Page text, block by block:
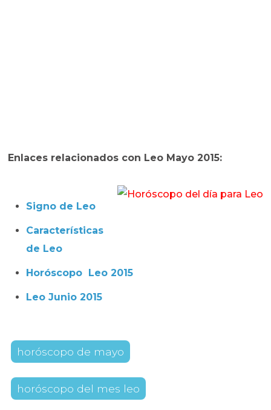
Enlaces relacionados con Leo Mayo 2015:
Signo de Leo
Características
de Leo
Horóscopo Leo 2015
Leo Junio 2015
horóscopo de mayo
horóscopo del mes leo